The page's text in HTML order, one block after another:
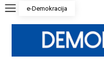
e-Demokracija